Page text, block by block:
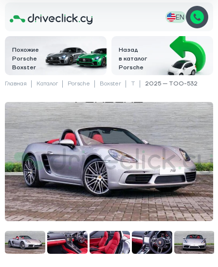
EN
Похожие
Porsche
Boxster
Назад
в каталог
Porsche
Главная Каталог Porsche Boxster T 2025 — TOO-532